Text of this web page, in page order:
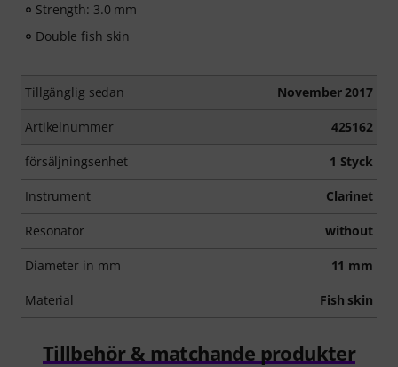
Strength: 3.0 mm
Double fish skin
Tillgänglig sedan November 2017
Artikelnummer 425162
försäljningsenhet 1 Styck
Instrument Clarinet
Resonator without
Diameter in mm 11 mm
Material Fish skin
Tillbehör & matchande produkter